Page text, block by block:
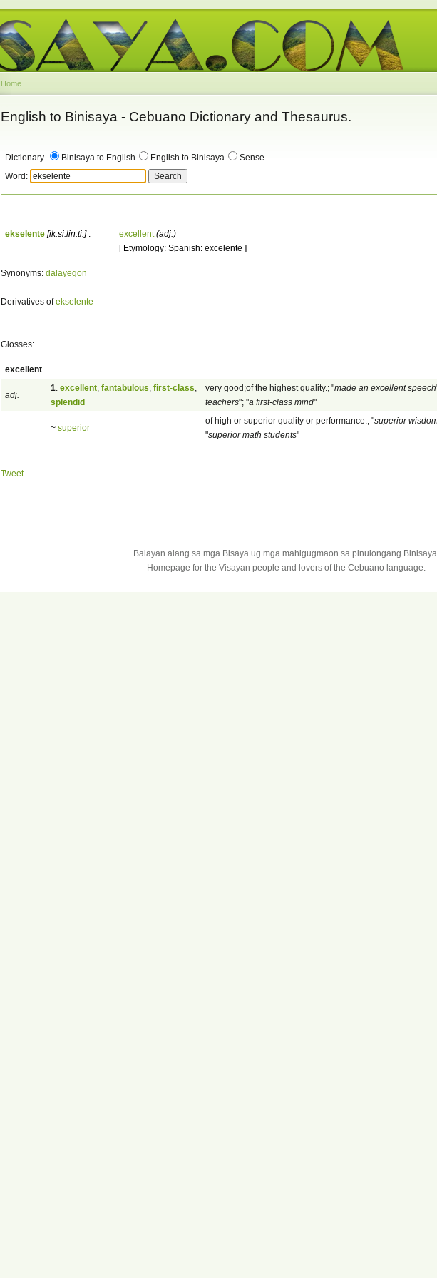
Home
English to Binisaya - Cebuano Dictionary and Thesaurus.
Dictionary Binisaya to English English to Binisaya
Sense
Word:
ekselente [ik.si.lin.ti.]: excellent (adj.)
[ Etymology: Spanish: excelente ]
Synonyms: dalayegon
Derivatives ofekselente
Glosses:
excellent
adj.
1 excellent fantabulous first-class
splendid
very good;of the highest quality.; "made an excellent speech
teachers"; "a first-class mind"
~ superior
of high or superior quality or performance.; "superior
"superior math students"
Tweet
Balayan alang sa mga Bisaya ug mga mahigugmaon sa pinulongang Binisaya.
Homepage for the Visayan people and lovers of the Cebuano language.